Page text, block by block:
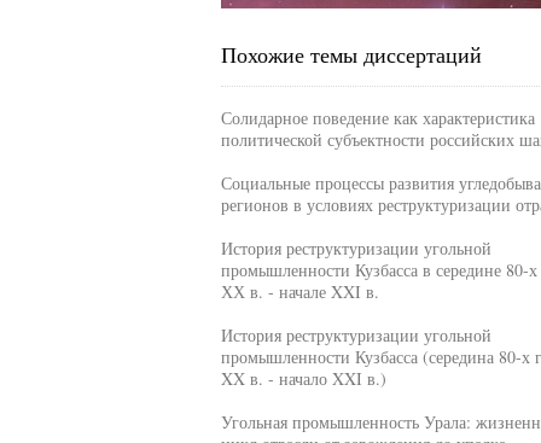
Похожие темы диссертаций
Солидарное поведение как характеристика
политической субъектности российских
Социальные процессы развития
регионов в условиях реструктуризации
История реструктуризации угольной
промышленности Кузбасса в середине 80-х
ХХ в. - начале XXI в.
История реструктуризации угольной
промышленности Кузбасса (середина 80-х
XX в. - начало XXI в.)
Угольная промышленность Урала: